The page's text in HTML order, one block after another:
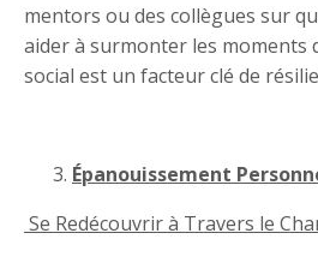
mentors ou des collègues sur
aider à surmonter les moments
social est un facteur clé de
Épanouissement
Se Redécouvrir à Travers le